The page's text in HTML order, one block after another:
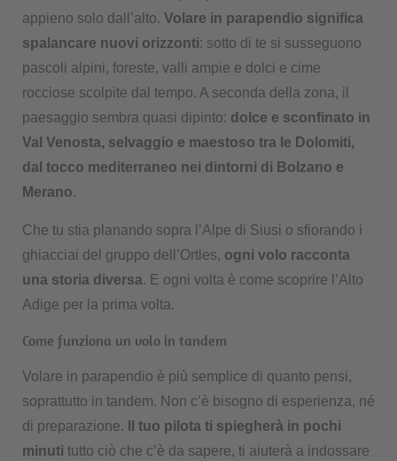
appieno solo dall’alto. Volare in parapendio significa
spalancare nuovi orizzonti: sotto di te si susseguono
pascoli alpini, foreste, valli ampie e dolci e cime
rocciose scolpite dal tempo. A seconda della zona, il
paesaggio sembra quasi dipinto: dolce e sconfinato in
Val Venosta, selvaggio e maestoso tra le Dolomiti,
dal tocco mediterraneo nei dintorni di Bolzano e
Merano.
Che tu stia planando sopra l’Alpe di Siusi o sfiorando i
ghiacciai del gruppo dell’Ortles, ogni volo racconta
una storia diversa. E ogni volta è come scoprire l’Alto
Adige per la prima volta.
Come funziona un volo in tandem
Volare in parapendio è più semplice di quanto pensi,
soprattutto in tandem. Non c’è bisogno di esperienza, né
di preparazione.
Il tuo pilota ti spiegherà in pochi
minuti tutto ciò che c’è da sapere, ti aiuterà a indossare